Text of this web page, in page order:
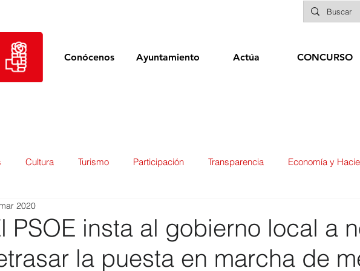
Conócenos Ayuntamiento Actúa CONCURSO
Cultura Turismo Participación Transparencia Economía y
Mercados Educación Sanidad Patrimonio POLÍTICA
PSOE insta al gobierno local a
la puesta en marcha de
2020